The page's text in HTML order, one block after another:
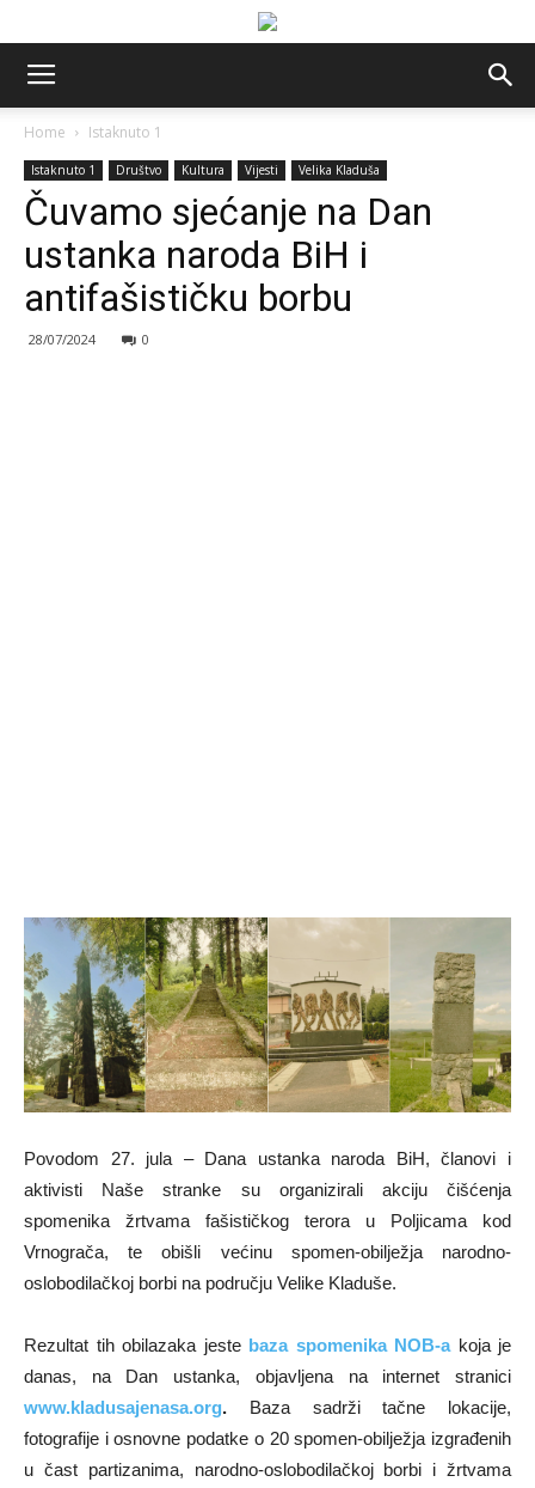
Home Istaknuto 1
Istaknuto 1 Društvo Kultura Vijesti Velika Kladuša
Čuvamo sjećanje na Dan
ustanka naroda BiH i
antifašističku borbu
28/07/2024 0
Povodom 27. jula – Dana ustanka naroda BiH, članovi i
aktivisti Naše stranke su organizirali akciju čišćenja
spomenika žrtvama fašističkog terora u Poljicama kod
Vrnograča, te obišli većinu spomen-obilježja narodno-
oslobodilačkoj borbi na području Velike Kladuše.
Rezultat tih obilazaka jeste baza spomenika NOB-akoja je
danas, na Dan ustanka, objavljena na internet stranici
www.kladusajenasa.org. Baza sadrži tačne lokacije,
fotografije i osnovne podatke o 20 spomen-obilježja izgrađenih
u čast partizanima, narodno-oslobodilačkoj borbi i žrtvama